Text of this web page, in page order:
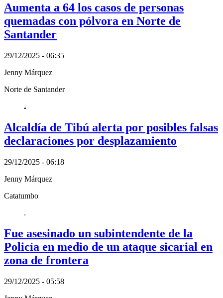
Aumenta a 64 los casos de personas
quemadas con pólvora en Norte de
Santander
29/12/2025 - 06:35
Jenny Márquez
Norte de Santander
Alcaldía de Tibú alerta por posibles falsas
declaraciones por desplazamiento
29/12/2025 - 06:18
Jenny Márquez
Catatumbo
Fue asesinado un subintendente de la
Policía en medio de un ataque sicarial en
zona de frontera
29/12/2025 - 05:58